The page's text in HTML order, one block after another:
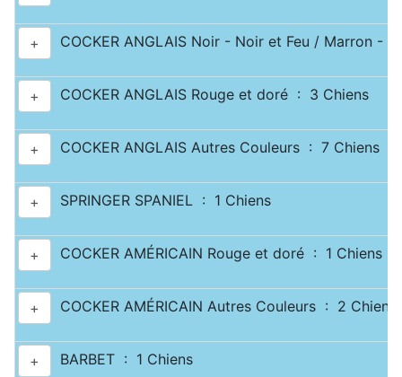
+ COCKER ANGLAIS Noir - Noir et Feu / Marron -
+ COCKER ANGLAIS Rouge et doré : 3 Chiens
+ COCKER ANGLAIS Autres Couleurs : 7 Chiens
+ SPRINGER SPANIEL : 1 Chiens
+ COCKER AMÉRICAIN Rouge et doré : 1 Chiens
+ COCKER AMÉRICAIN Autres Couleurs : 2 Chiens
+ BARBET : 1 Chiens